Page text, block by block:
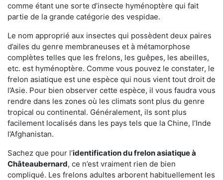
comme étant une sorte d’insecte hyménoptère qui fait
partie de la grande catégorie des vespidae.
Le nom approprié aux insectes qui possèdent deux paires
d’ailes du genre membraneuses et à métamorphose
complètes telles que les frelons, les guêpes, les abeilles,
etc. est hyménoptère. Comme vous pouvez le constater, le
frelon asiatique est une espèce qui nous vient tout droit de
l’Asie. Pour bien observer cette espèce, il vous faudra vous
rendre dans les zones où les climats sont plus du genre
tropical ou continental. Généralement, ils sont plus
facilement localisés dans les pays tels que la Chine, l’Inde
l’Afghanistan.
Sachez que pour l’identification du frelon asiatiqueà
Châteaubernard, ce n’est vraiment rien de bien
compliqué. Les frelons adultes arborent habituellement les